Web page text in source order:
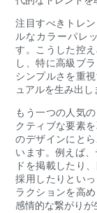
注目すべきトレ
ルなカラーパレ
す。こうした控
し、特に高級ブ
シンプルさを重
ュアルを生み出し
もう一つの人気
クティブな要素
のデザインにと
います。例えば
ドを掲載したり
採用したりとい
ラクションを高
感情的な繋がりが